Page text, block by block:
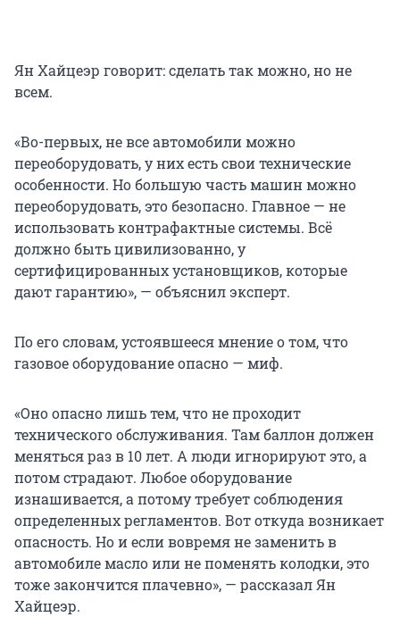
Ян Хайцеэр говорит: сделать так можно, но не
всем.
«Во-первых, не все автомобили можно
переоборудовать, у них есть свои технические
особенности. Но большую часть машин можно
переоборудовать, это безопасно. Главное — не
использовать контрафактные системы. Всё
должно быть цивилизованно, у
сертифицированных установщиков, которые
дают гарантию», — объяснил эксперт.
По его словам, устоявшееся мнение о том, что
газовое оборудование опасно — миф.
«Оно опасно лишь тем, что не проходит
технического обслуживания. Там баллон должен
меняться раз в 10 лет. А люди игнорируют это, а
потом страдают. Любое оборудование
изнашивается, а потому требует соблюдения
определенных регламентов. Вот откуда возникает
опасность. Но и если вовремя не заменить в
автомобиле масло или не поменять колодки, это
тоже закончится плачевно», — рассказал Ян
Хайцеэр.